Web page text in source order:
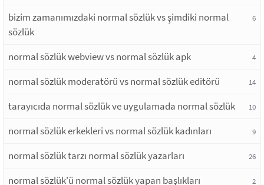
bizim zamanımızdaki normal sözlük vs şimdiki normal
sözlük
6
normal sözlük webview vs normal sözlük apk 4
normal sözlük moderatörü vs normal sözlük editörü 14
tarayıcıda normal sözlük ve uygulamada normal sözlük 10
normal sözlük erkekleri vs normal sözlük kadınları 9
normal sözlük tarzı normal sözlük yazarları 26
normal sözlük'ü normal sözlük yapan başlıkları 2